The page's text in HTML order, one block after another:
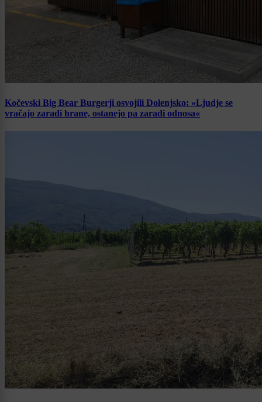
Kočevski Big Bear Burgerji osvojili Dolenjsko: »Ljudje se
vračajo zaradi hrane, ostanejo pa zaradi odnosa«